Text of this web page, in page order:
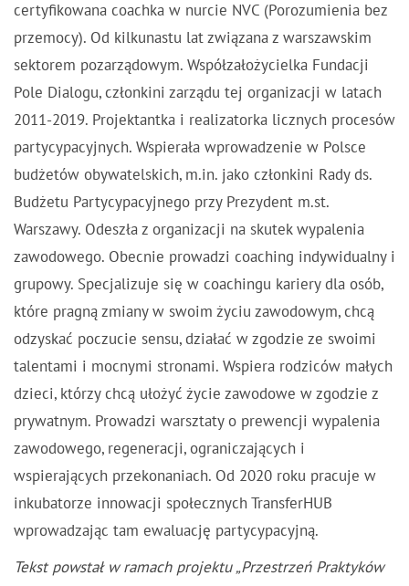
certyfikowana coachka w nurcie NVC (Porozumienia bez
przemocy). Od kilkunastu lat związana z warszawskim
sektorem pozarządowym. Współzałożycielka Fundacji
Pole Dialogu, członkini zarządu tej organizacji w latach
2011-2019. Projektantka i realizatorka licznych procesów
partycypacyjnych. Wspierała wprowadzenie w Polsce
budżetów obywatelskich, m.in. jako członkini Rady ds.
Budżetu Partycypacyjnego przy Prezydent m.st.
Warszawy. Odeszła z organizacji na skutek wypalenia
zawodowego. Obecnie prowadzi coaching indywidualny i
grupowy. Specjalizuje się w coachingu kariery dla osób,
które pragną zmiany w swoim życiu zawodowym, chcą
odzyskać poczucie sensu, działać w zgodzie ze swoimi
talentami i mocnymi stronami. Wspiera rodziców małych
dzieci, którzy chcą ułożyć życie zawodowe w zgodzie z
prywatnym. Prowadzi warsztaty o prewencji wypalenia
zawodowego, regeneracji, ograniczających i
wspierających przekonaniach. Od 2020 roku pracuje w
inkubatorze innowacji społecznych TransferHUB
wprowadzając tam ewaluację partycypacyjną.
Tekst powstał w ramach projektu „Przestrzeń Praktyków